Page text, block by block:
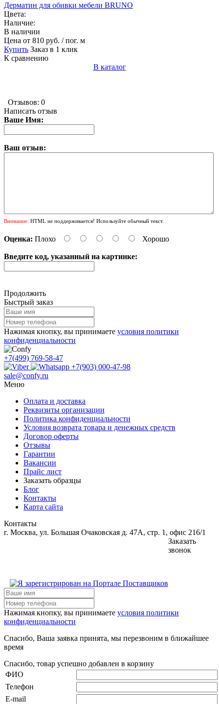
Дерматин для обивки мебели BRUNO
Цвета:
Наличие:
В наличии
Цена от 810 руб. / пог. м
Купить Заказ в 1 клик
К сравнению
В каталог
Отзывов: 0
Написать отзыв
Ваше Имя:
Ваш отзыв:
Внимание: HTML не поддерживается! Используйте обычный текст.
Оценка: Плохо Хорошо
Введите код, указанный на картинке:
Продолжить
Быстрый заказ
Нажимая кнопку, вы принимаете условия политики
конфиденциальности
+7(499) 769-58-47
+7(903) 000-47-98
sale@confy.ru
Меню
Оплата и доставка
Реквизиты организации
Политика конфиденциальности
Условия возврата товара и денежных средств
Договор оферты
Отзывы
Гарантии
Вакансии
Прайс лист
Заказать образцы
Блог
Контакты
Карта сайта
Контакты
г. Москва, ул. Большая Очаковская д. 47А, стр. 1, офис 216/1
Заказать
звонок
Нажимая кнопку, вы принимаете условия политики
конфиденциальности
Спасибо, Ваша заявка принята, мы перезвоним в ближайшее
время
Спасибо, товар успешно добавлен в корзину
ФИО
Телефон
E-mail